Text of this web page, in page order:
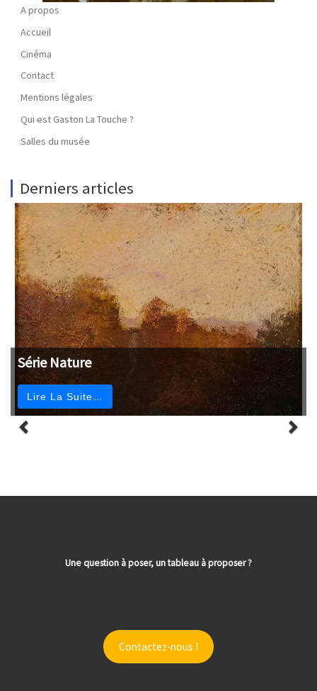
A propos
Accueil
Cinéma
Contact
Mentions légales
Qui est Gaston La Touche ?
Salles du musée
Derniers articles
Série Nature
Lire La Suite…
Une question à poser, un tableau à proposer ?
Contactez-nous !